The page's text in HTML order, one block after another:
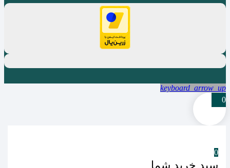
keyboard_arrow_up
0
0
سبد خرید شما